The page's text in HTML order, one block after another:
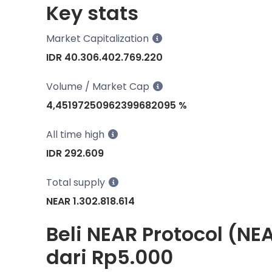
Key stats
Market Capitalization
IDR 40.306.402.769.220
Volume / Market Cap
4,45197250962399682095 %
All time high
IDR 292.609
Total supply
NEAR 1.302.818.614
Beli NEAR Protocol
dari Rp5.000